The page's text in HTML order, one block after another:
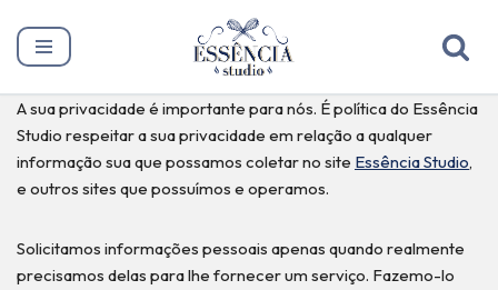
Pular
o
conteúdo
A sua privacidade é importante para nós. É política do Essência
Studio respeitar a sua privacidade em relação a qualquer
informação sua que possamos coletar no site Essência Studio,
e outros sites que possuímos e operamos.
Solicitamos informações pessoais apenas quando realmente
precisamos delas para lhe fornecer um serviço. Fazemo-lo